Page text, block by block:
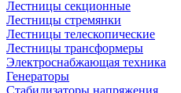
Лестницы секционные
Лестницы стремянки
Лестницы телескопические
Лестницы трансформеры
Электроснабжающая техника
Генераторы
Стабилизаторы напряжения